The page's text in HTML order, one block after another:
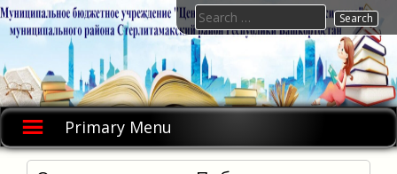
Skip
to
Primary Menu
Search
for: